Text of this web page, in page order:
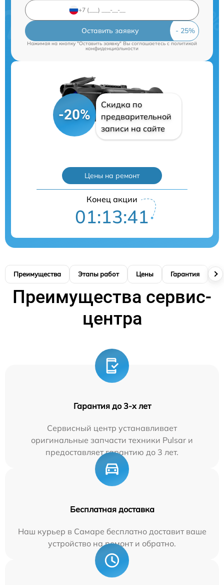
Оставить заявку
Нажимая на кнопку "Оставить заявку" Вы соглашаетесь cполитикой
конфиденциальности
-20%
Скидка по
предварительной
записи на сайте
Цены на ремонт
Конец акции
01:13:40
Преимущества Этапы работ Цены Гарантия
Преимущества сервис-
центра
Гарантия до 3-х лет
Сервисный центр устанавливает
оригинальные запчасти техники Pulsar и
предоставляет гарантию до 3 лет.
Бесплатная доставка
Наш курьер в Самаре бесплатно доставит ваше
устройство на ремонт и обратно.